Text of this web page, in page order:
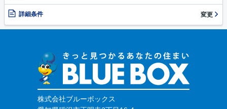
詳細条件 変更
株式会社ブルーボックス